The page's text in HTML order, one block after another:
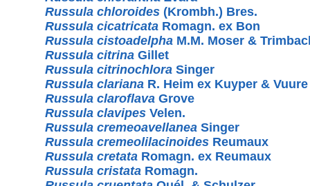
Russula chloroides (Krombh.) Bres.
Russula cicatricata Romagn. ex Bon
Russula cistoadelpha M.M. Moser &
Russula citrina Gillet
Russula citrinochlora Singer
Russula clariana R. Heim ex Kuyper & Vuure
Russula claroflava Grove
Russula clavipes Velen.
Russula cremeoavellanea Singer
Russula cremeolilacinoides Reumaux
Russula cretata Romagn. ex Reumaux
Russula cristata Romagn.